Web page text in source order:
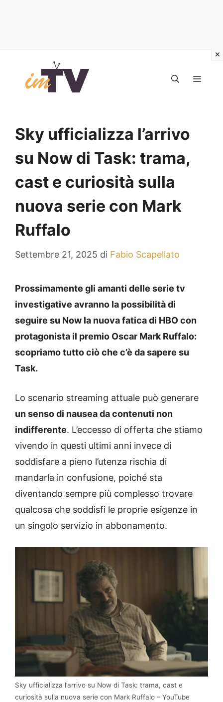
contenuto
Sky ufficializza l’arrivo
su Now di Task: trama,
cast e curiosità sulla
nuova serie con Mark
Ruffalo
Settembre 21, 2025 di Fabio Scapellato
Prossimamente gli amanti delle serie tv
investigative avranno la possibilità di
seguire su Now la nuova fatica di HBO con
protagonista il premio Oscar Mark Ruffalo:
scopriamo tutto ciò che c’è da sapere su
Task.
Lo scenario streaming attuale può generare
un senso di nausea da contenuti non
indifferente. L’eccesso di offerta che stiamo
vivendo in questi ultimi anni invece di
soddisfare a pieno l’utenza rischia di
mandarla in confusione, poiché sta
diventando sempre più complesso trovare
qualcosa che soddisfi le proprie esigenze in
un singolo servizio in abbonamento.
Sky ufficializza l’arrivo su Now di Task: trama, cast e
curiosità sulla nuova serie con Mark Ruffalo – YouTube